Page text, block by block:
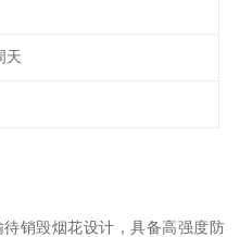
天
销毁烟花设计，具备高强度防